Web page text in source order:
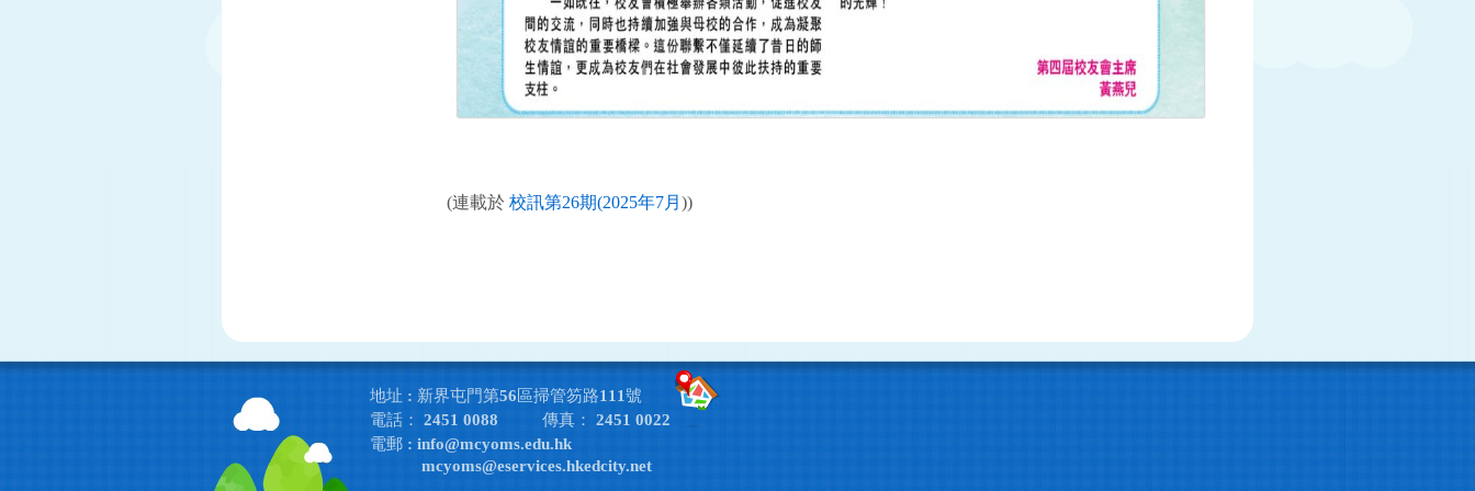
(連載於 校訊第26期(2025年7月 ))
地址 : 新界屯門第56區掃管笏路111號
電話： 2451 0088
傳真： 2451 0022
電郵 : info@mcyoms.edu.hk
mcyoms@eservices.hkedcity.net